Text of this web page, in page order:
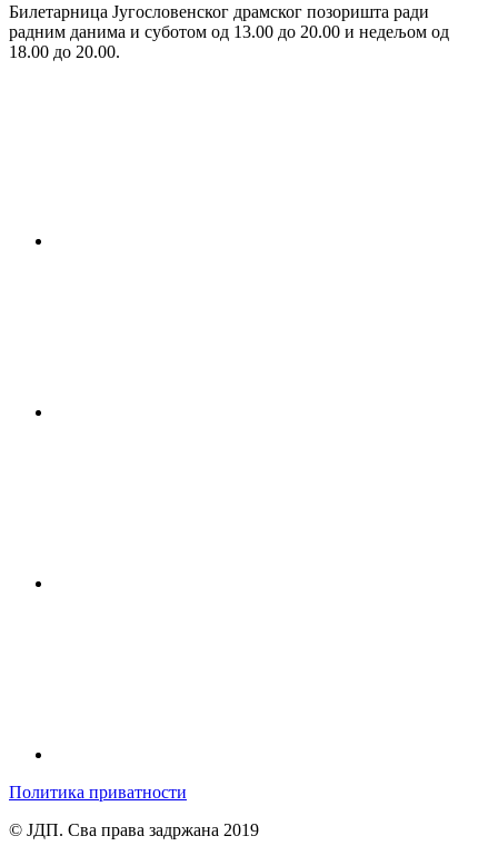
Билетарница Југословенског драмског позоришта ради
радним данима и суботом од 13.00 до 20.00 и недељом од
18.00 до 20.00.
Политика приватности
© ЈДП. Сва права задржана 2019